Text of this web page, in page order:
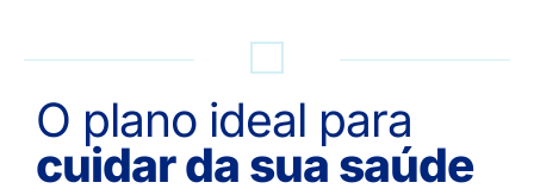
O plano ideal para
cuidar da sua saúde